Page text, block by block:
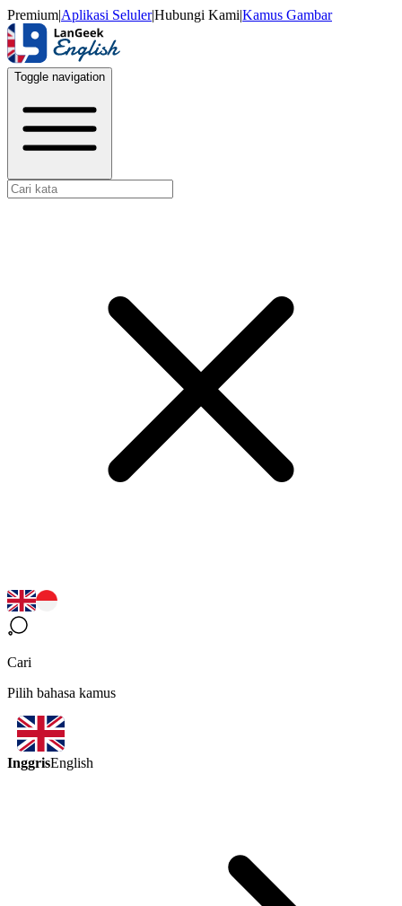
Premium|Aplikasi Seluler|Hubungi Kami|Kamus Gambar
Toggle navigation
Cari
Pilih bahasa kamus
InggrisEnglish